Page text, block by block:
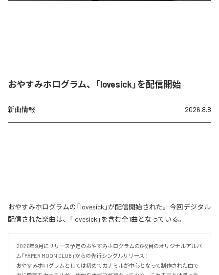
おやすみホログラム、「lovesick」を配信開始
新曲情報 2026.8.8
おやすみホログラムの「lovesick」が配信開始された。今回デジタル
配信された楽曲は、「lovesick」を含む全1曲となっている。
2026年9月にリリース予定のおやすみホログラムの6枚目のオリジナルアルバ
ム「PAPER MOON CLUB」からの先行シングルリリース！
おやすみホログラムとしては初めてカナミルが中心となって制作された曲で